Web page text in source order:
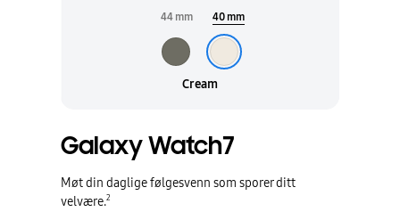
Galaxy Watch7
Møt din daglige følgesvenn som sporer ditt
velvære.2
44 mm 40 mm
Cream